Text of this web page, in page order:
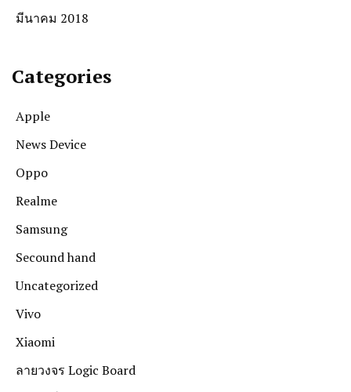
มีนาคม 2018
Categories
Apple
News Device
Oppo
Realme
Samsung
Secound hand
Uncategorized
Vivo
Xiaomi
ลายวงจร Logic Board